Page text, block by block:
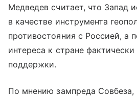
Медведев считает, что Запад
в качестве инструмента
противостояния с Россией, а
интереса к стране
поддержки.
По мнению зампреда Совбеза,